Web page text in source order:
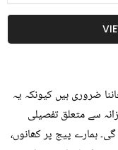
چاہیے؟
ضروری ہیں کیونکہ یہ
سے متعلق تفصیلی
ہمارے پیج پر کھانوں،